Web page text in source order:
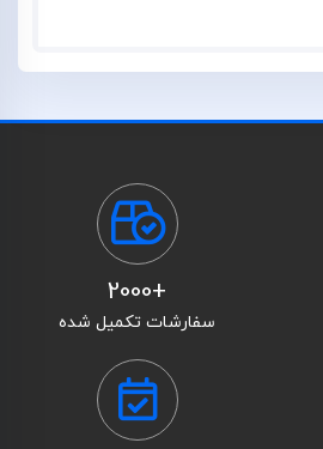
+2000
سفارشات تکمیل شده